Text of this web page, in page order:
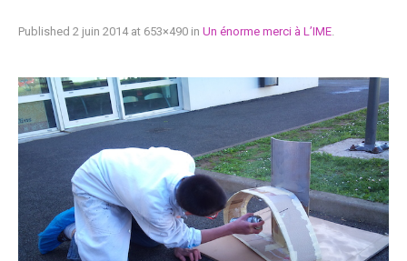
Published 2 juin 2014at 653×490 in Un énorme merci à L’IME.